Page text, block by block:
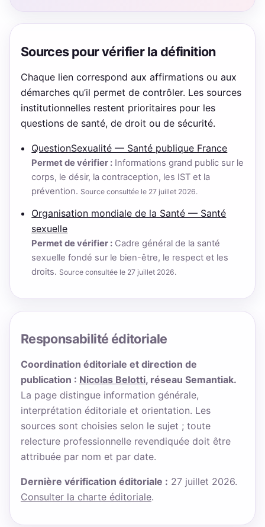
Sources pour vérifier la définition
Chaque lien correspond aux affirmations ou aux
démarches qu’il permet de contrôler. Les sources
institutionnelles restent prioritaires pour les
questions de santé, de droit ou de sécurité.
QuestionSexualité — Santé publique France
Permet de vérifier : Informations grand public sur le
corps, le désir, la contraception, les IST et la
prévention. Source consultée le 27 juillet 2026.
Organisation mondiale de la Santé — Santé
sexuelle
Permet de vérifier : Cadre général de la santé
sexuelle fondé sur le bien-être, le respect et les
droits. Source consultée le 27 juillet 2026.
Responsabilité éditoriale
Coordination éditoriale et direction de
publication : Nicolas Belotti, réseau Semantiak.
La page distingue information générale,
interprétation éditoriale et orientation. Les
sources sont choisies selon le sujet ; toute
relecture professionnelle revendiquée doit être
attribuée par nom et par date.
Dernière vérification éditoriale : 27 juillet 2026.
Consulter la charte éditoriale.